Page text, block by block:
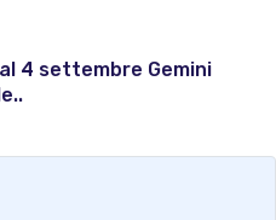
4 settembre Gemini